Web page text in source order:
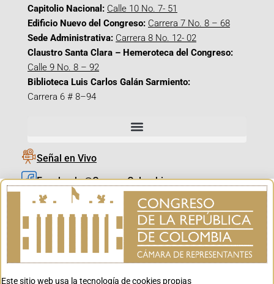
Capitolio Nacional: Calle 10 No. 7- 51
Edificio Nuevo del Congreso: Carrera 7 No. 8 – 68
Sede Administrativa: Carrera 8 No. 12- 02
Claustro Santa Clara – Hemeroteca del Congreso:
Calle 9 No. 8 – 92
Biblioteca Luis Carlos Galán Sarmiento:
Carrera 6 # 8–94
Señal en Vivo
Facebook_@CamaraColombia
Instagram_@CamaraColombia
X_@CamaraColombia
Youtube_@CamaraColombia
Este sitio web usa la tecnología de cookies propias